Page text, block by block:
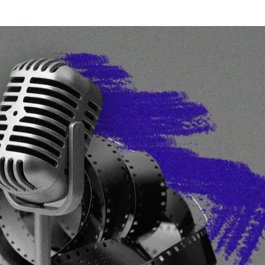
hromadske
в Верховную Раду законопроект №9432 о
(которая еще может измениться до второго
на количество и качество контента на
украинского дубляжа в кинотеатрах и
будут показывать с оригинальной
с 2025 года: тогда кинотеатры будут
не так с новым законом?